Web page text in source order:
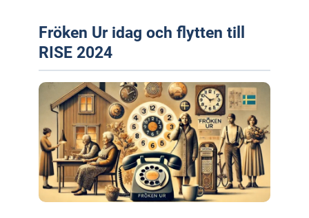
Fröken Ur idag och flytten till
RISE 2024